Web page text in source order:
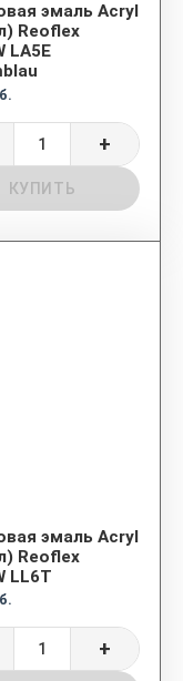
эмаль Acryl
Reoflex
LA5E
+
КУПИТЬ
эмаль Acryl
Reoflex
LL6T
+